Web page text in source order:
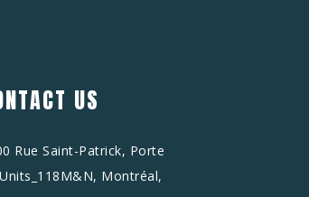
US
Rue Saint-Patrick, Porte
Montréal,